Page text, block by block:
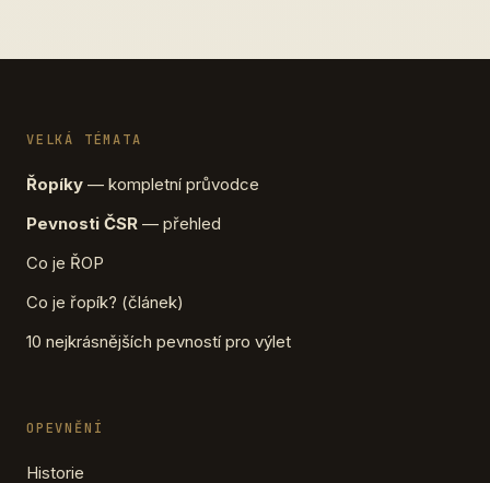
VELKÁ TÉMATA
Řopíky — kompletní průvodce
Pevnosti ČSR — přehled
Co je ŘOP
Co je řopík? (článek)
10 nejkrásnějších pevností pro výlet
OPEVNĚNÍ
Historie